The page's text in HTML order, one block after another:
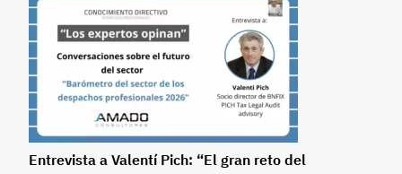
Entrevista a Valentí Pich: “El gran reto del